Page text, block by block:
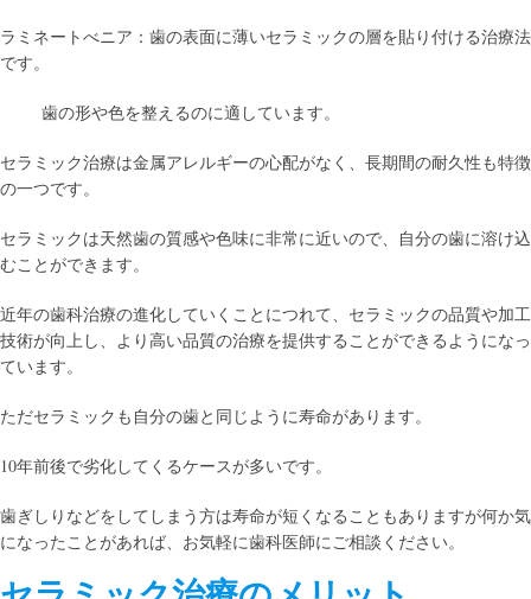
ラミネートべニア：歯の表面に薄いセラミックの層を貼り付ける治療法
です。
歯の形や色を整えるのに適しています。
セラミック治療は金属アレルギーの心配がなく、長期間の耐久性も特徴
の一つです。
セラミックは天然歯の質感や色味に非常に近いので、自分の歯に溶け込
むことができます。
近年の歯科治療の進化していくことにつれて、セラミックの品質や加工
技術が向上し、より高い品質の治療を提供することができるようになっ
ています。
ただセラミックも自分の歯と同じように寿命があります。
10年前後で劣化してくるケースが多いです。
歯ぎしりなどをしてしまう方は寿命が短くなることもありますが何か気
になったことがあれば、お気軽に歯科医師にご相談ください。